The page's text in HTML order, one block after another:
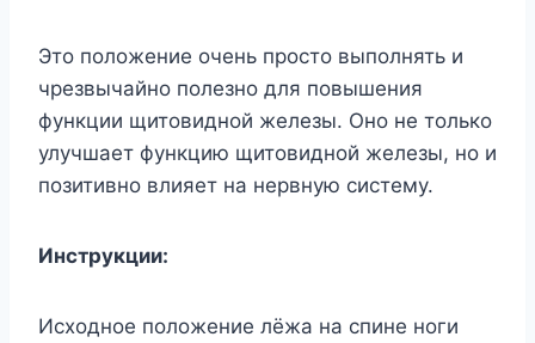
Это положение очень просто выполнять и
чрезвычайно полезно для повышения
функции щитовидной железы. Оно не только
улучшает функцию щитовидной железы, но и
позитивно влияет на нервную систему.
Инструкции:
Исходное положение лёжа на спине ноги